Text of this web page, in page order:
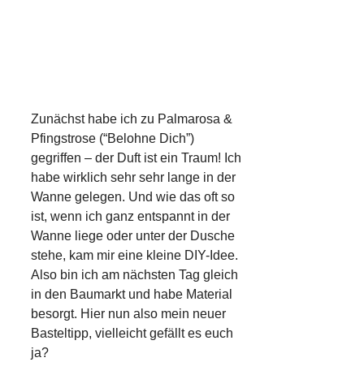
Zunächst habe ich zu Palmarosa &
Pfingstrose (“Belohne Dich”)
gegriffen – der Duft ist ein Traum! Ich
habe wirklich sehr sehr lange in der
Wanne gelegen. Und wie das oft so
ist, wenn ich ganz entspannt in der
Wanne liege oder unter der Dusche
stehe, kam mir eine kleine DIY-Idee.
Also bin ich am nächsten Tag gleich
in den Baumarkt und habe Material
besorgt. Hier nun also mein neuer
Basteltipp, vielleicht gefällt es euch
ja?